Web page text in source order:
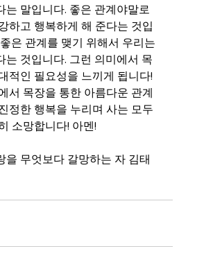
는 말입니다. 좋은 관계야말로
하고 행복하게 해 준다는 것입
은 관계를 맺기 위해서 우리는
는 것입니다. 그런 의미에서 목
적인 필요성을 느끼게 됩니다!
서 목장을 통한 아름다운 관계
정한 행복을 누리며 사는 모두
소망합니다! 아멘!
을 무엇보다 갈망하는 자 김태